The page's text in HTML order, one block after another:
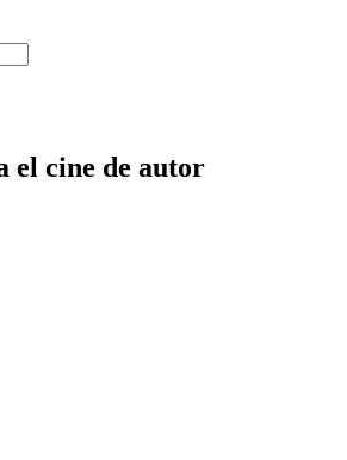
el cine de autor